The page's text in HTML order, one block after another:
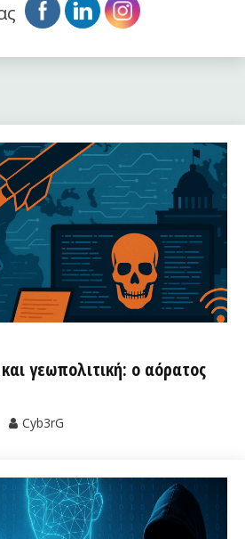
γεωπολιτική: ο αόρατος
Cyb3rG